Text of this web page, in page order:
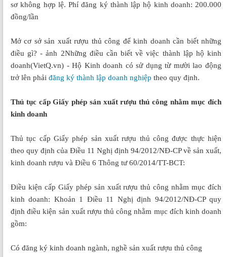
sơ không hợp lệ. Phí đăng ký thành lập hộ kinh doanh: 200.000
đồng/lần
Mở cơ sở sản xuất rượu thủ công để kinh doanh cần biết những
điều gì? - ảnh 2Những điều cần biết về việc thành lập hộ kinh
doanh(VietQ.vn) - Hộ Kinh doanh có sử dụng từ mười lao động
trở lên phải đăng ký thành lập doanh nghiệp theo quy định.
Thủ tục cấp Giấy phép sản xuất rượu thủ công nhằm mục đích
kinh doanh
Thủ tục cấp Giấy phép sản xuất rượu thủ công được thực hiện
theo quy định của Điều 11 Nghị định 94/2012/NĐ-CP về sản xuất,
kinh doanh rượu và Điều 6 Thông tư 60/2014/TT-BCT:
Điều kiện cấp Giấy phép sản xuất rượu thủ công nhằm mục đích
kinh doanh: Khoản 1 Điều 11 Nghị định 94/2012/NĐ-CP quy
định điều kiện sản xuất rượu thủ công nhằm mục đích kinh doanh
gồm:
Có đăng ký kinh doanh ngành, nghề sản xuất rượu thủ công